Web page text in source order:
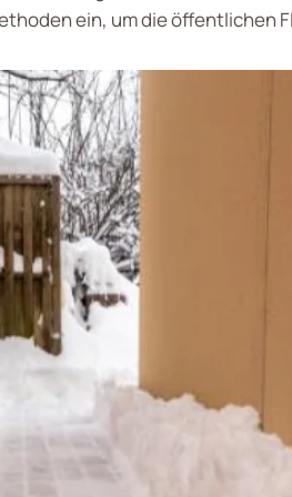
ein, um die öffentlichen